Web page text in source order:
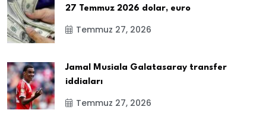
27 Temmuz 2026 dolar, euro
Temmuz 27, 2026
Jamal Musiala Galatasaray transfer
iddiaları
Temmuz 27, 2026